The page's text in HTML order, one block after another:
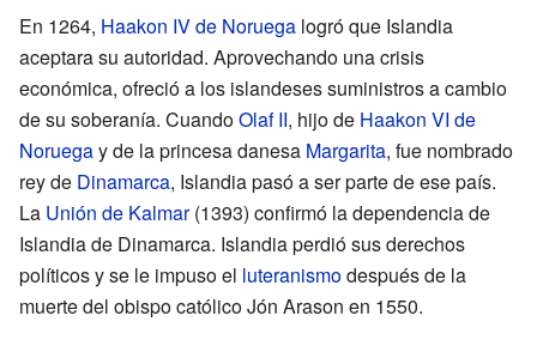
En 1264, Haakon IV de Noruega logró que Islandia
aceptara su autoridad. Aprovechando una crisis
económica, ofreció a los islandeses suministros a cambio
de su soberanía. CuandoOlaf II, hijo de Haakon VI de
Noruegay de la princesa danesa Margarita, fue nombrado
rey de Dinamarca, Islandia pasó a ser parte de ese país.
La Unión de Kalmar(1393) confirmó la dependencia de
Islandia de Dinamarca. Islandia perdió sus derechos
políticos y se le impuso el luteranismodespués de la
muerte del obispo católico Jón Arason en 1550.